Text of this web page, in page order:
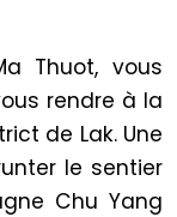
Thuot, vous
rendre à la
de Lak. Une
le sentier
Chu Yang